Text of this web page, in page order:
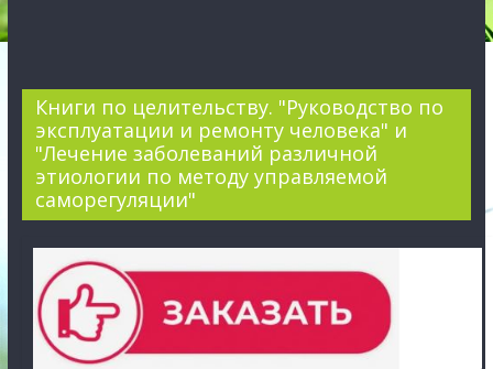
Книги по целительству. "Руководство по
эксплуатации и ремонту человека" и
"Лечение заболеваний различной
этиологии по методу управляемой
саморегуляции"